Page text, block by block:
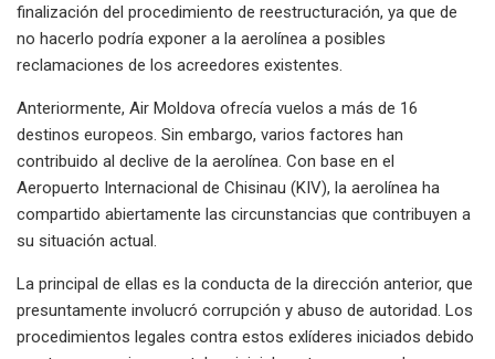
finalización del procedimiento de reestructuración, ya que de
no hacerlo podría exponer a la aerolínea a posibles
reclamaciones de los acreedores existentes.
Anteriormente, Air Moldova ofrecía vuelos a más de 16
destinos europeos. Sin embargo, varios factores han
contribuido al declive de la aerolínea. Con base en el
Aeropuerto Internacional de Chisinau (KIV), la aerolínea ha
compartido abiertamente las circunstancias que contribuyen a
su situación actual.
La principal de ellas es la conducta de la dirección anterior, que
presuntamente involucró corrupción y abuso de autoridad. Los
procedimientos legales contra estos exlíderes iniciados debido